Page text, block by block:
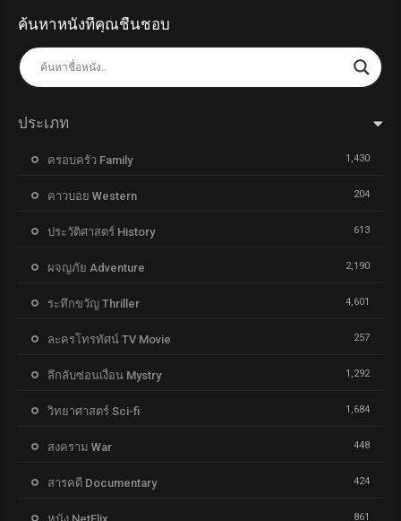
ค้นหาหนังที่คุณชื่นชอบ
ประเภท
ครอบครัว Family 1,430
คาวบอย Western 204
ประวัติศาสตร์ History 613
ผจญภัย Adventure 2,190
ระทึกขวัญ Thriller 4,601
ละครโทรทัศน์ TV Movie 257
ลึกลับซ่อนเงื่อน Mystry 1,292
วิทยาศาสตร์ Sci-fi 1,684
สงคราม War 448
สารคดี Documentary 424
861